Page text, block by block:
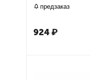
предзаказ
924₽